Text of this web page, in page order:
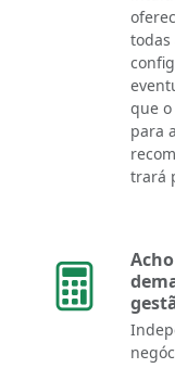
todas
que
para
trará